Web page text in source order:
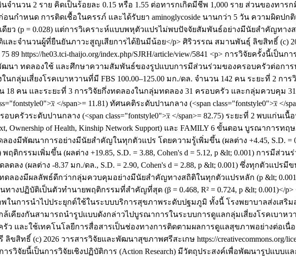
ำนวน 2 ราย คิดเป็นร้อยละ 0.15 หรือ 1.55 ต่อทารกเกิดมีชีพ 1,000 ราย ส่วนของทาร
นกำหนด การติดเชื้อในครรภ์ และได้รับยา aminoglycoside นานกว่า 5 วัน ความผิดป
ยว (p = 0.028) แต่การวิเคราะห์แบบพหุตัวแปรไม่พบปัจจัยสัมพันธ์อย่างมีนัยสำคัญทา
ละจำนวนผู้ที่ยืนยันภาวะสูญเสียการได้ยินมีน้อย</p> ศิริวรรณ สมานพันธุ์ ลิขสิทธิ์ (c)
75 89 https://he03.tci-thaijo.org/index.php/SJRH/article/view/5841 <p> การวิจัยครั้งนี้เป็นกา
ฒนา ทดลองใช้ และศึกษาความสัมพันธ์ของรูปแบบการมีส่วนร่วมของครอบครัวต่อกา
นกลุ่มเสี่ยงโรคเบาหวานที่มี FBS 100.00–125.00 มก./ดล. จำนวน 142 คน ระยะที่ 2
คน และระยะที่ 3 การวิจัยกึ่งทดลองในกลุ่มทดลอง 31 ครอบครัว และกลุ่มควบคุม 31
</span>= 11.81) ทัศนคติระดับปานกลาง (<span class="fontstyle0">𝑥̅ </
อบครัวระดับปานกลาง (<span class="fontstyle0">𝑥̅ </span>= 82.75) ระยะที่ 2 พบแก่
Ownership of Health, Kinship Network Support) และ FAMILY 6 ขั้นตอน บูรณาการ
งมีพัฒนาการอย่างมีนัยสำคัญในทุกตัวแปร โดยความรู้เพิ่มขึ้น (ผลต่าง +4.45, S.D. =
พฤติกรรมเพิ่มขึ้น (ผลต่าง +19.85, S.D. = 3.88, Cohen's d = 5.12, p &lt; 0.001) การมีส่
ลดลง (ผลต่าง -8.37 มก./ดล., S.D. = 2.90, Cohen's d = 2.88, p &lt; 0.001) ซึ่งทุกตัวแปร
ดลองมีผลลัพธ์ดีกว่ากลุ่มควบคุมอย่างมีนัยสำคัญทางสถิติในทุกตัวแปรหลัก (p &lt;
างปฏิบัติเป็นตัวทำนายพฤติกรรมที่สำคัญที่สุด (β = 0.468, R² = 0.724, p &lt; 0.001)</
ในการนำไปประยุกต์ใช้ในระบบบริการสุขภาพระดับปฐมภูมิ ทั้งนี้ โรงพยาบาลส่งเส
คียงกันสามารถนำรูปแบบดังกล่าวไปบูรณาการในระบบการดูแลกลุ่มเสี่ยงโรคเบาห
และใช้เทคโนโลยีการสื่อสารเป็นช่องทางการติดตามผลการดูแลสุขภาพอย่างต่อเนื่
ลิขสิทธิ์ (c) 2026 วารสารวิจัยและพัฒนาสุขภาพศรีสะเกษ https://creativecommons.org/
ารวิจัยนี้เป็นการวิจัยเชิงปฏิบัติการ (Action Research) มีวัตถุประสงค์เพื่อพัฒนารูปแบบ